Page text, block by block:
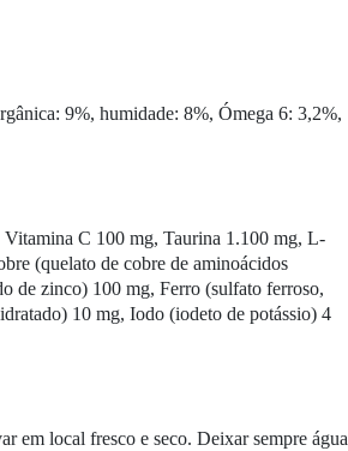
9%, humidade: 8%, Ómega 6: 3,2%,
C 100 mg, Taurina 1.100 mg, L-
(quelato de cobre de aminoácidos
de zinco) 100 mg, Ferro (sulfato ferroso,
10 mg, Iodo (iodeto de potássio) 4
em local fresco e seco. Deixar sempre água